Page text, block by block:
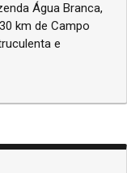
Água Branca,
km de Campo
e